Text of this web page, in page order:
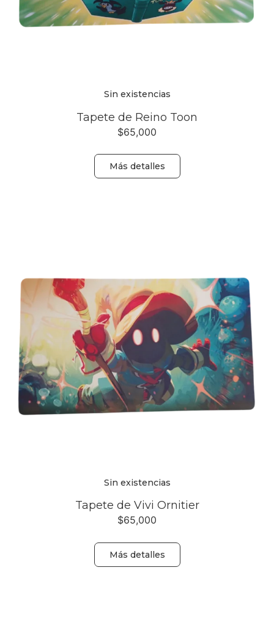
Sin existencias
Tapete de Reino Toon
$65,000
Más detalles
Sin existencias
Tapete de Vivi Ornitier
$65,000
Más detalles